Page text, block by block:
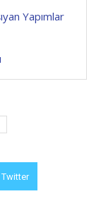
Yapımlar
Twitter